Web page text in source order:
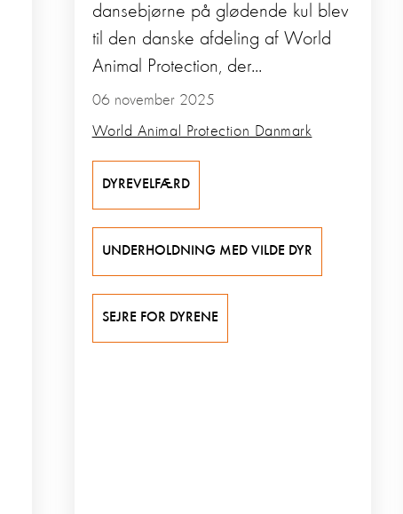
06 november 2025
World Animal Protection Danmark
dansebjørne på glødende kul blev
til den danske afdeling af World
Animal Protection, der...
DYREVELFÆRD
UNDERHOLDNING MED VILDE DYR
SEJRE FOR DYRENE